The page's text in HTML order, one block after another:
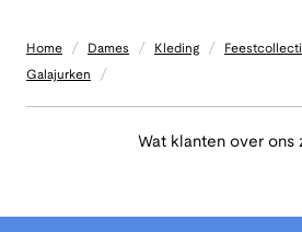
Home / Dames / Kleding /
Galajurken /
Wat klanten over ons